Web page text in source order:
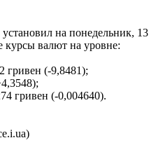
на понедельник, 13
курсы валют на уровне:
гривен (-9,8481);
гривен (-0,004640).